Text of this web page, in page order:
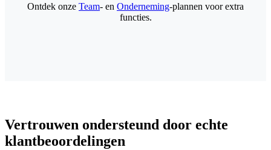
Ontdek onze Team- en Onderneming-plannen voor extra
functies.
Vertrouwen ondersteund door echte
klantbeoordelingen